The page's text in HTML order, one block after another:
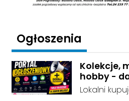
Ogłoszenia
Kolekcje,
hobby -
Lokalni